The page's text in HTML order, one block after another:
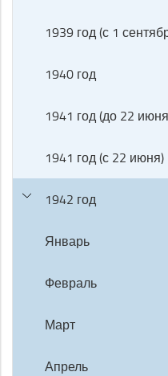
1939 год (с 1
1940 год
1941 год (до 22
1941 год (с 22 июня)
1942 год
Январь
Февраль
Март
Апрель